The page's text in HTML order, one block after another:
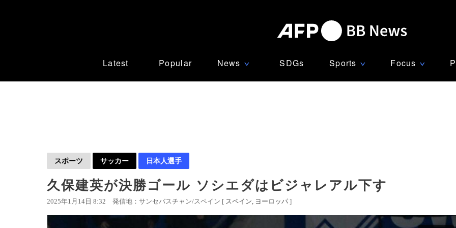
Latest Popular News ∨ SDGs Sports ∨ Focus ∨
スポーツ サッカー 日本人選手
久保建英が決勝ゴール ソシエダはビジャレアル下す
2025年1月14日 8:32 発信地：サンセバスチャン/スペイン [ スペイン ヨーロッパ ]